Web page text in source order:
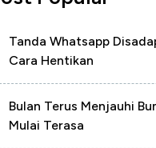
Tanda Whatsapp
Cara Hentikan
Bulan Terus Menjauhi
Mulai Terasa